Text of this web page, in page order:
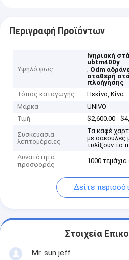
Περιγραφή Προϊόντων
Υψηλό φως
Ινηριακή
ubtm400y
, Odm
σταθερή
πλοήγησης
Τόπος καταγωγής
Πεκίνο, Κίνα
Μάρκα
UNIVO
Τιμή
$2,600.00 -
Συσκευασία
λεπτομέρειες
Τα καφέ
με σακούλες
τυλίξουν το
Δυνατότητα
προσφοράς
1000
Δείτε
Στοιχεία
Mr. sun jeff